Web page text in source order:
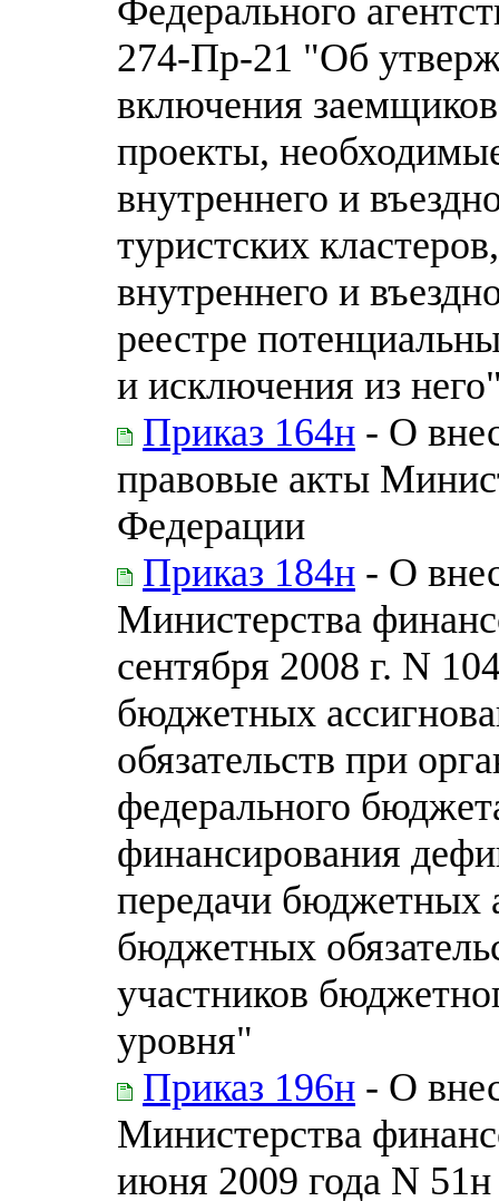
Федерального
274-Пр-21 "Об
включения
проекты,
внутреннего и
туристских
внутреннего и
реестре
и исключения из
Приказ 164н - О
правовые акты
Федерации
Приказ 184н - О
Министерства
сентября 2008 г. N
бюджетных
обязательств при
федерального
финансирования
передачи бюджетных
бюджетных
участников
уровня"
Приказ 196н - О
Министерства
июня 2009 года N